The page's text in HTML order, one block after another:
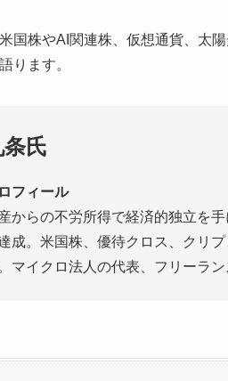
国株やAI関連株、仮想通貨、太
ります。
条氏
フィール
からの不労所得で経済的独立を
成。米国株、優待クロス、クリ
マイクロ法人の代表、フリーラ